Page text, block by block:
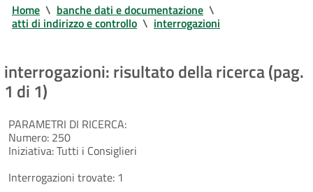
Home \ banche dati e documentazione \
atti di indirizzo e controllo \ interrogazioni
interrogazioni: risultato della ricerca (pag.
1 di 1)
PARAMETRI DI RICERCA:
Numero: 250
Iniziativa:Tutti i Consiglieri
Interrogazioni trovate: 1